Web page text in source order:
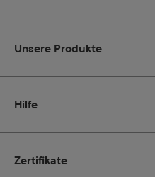
Zertifikate
Unsere Produkte
Hilfe